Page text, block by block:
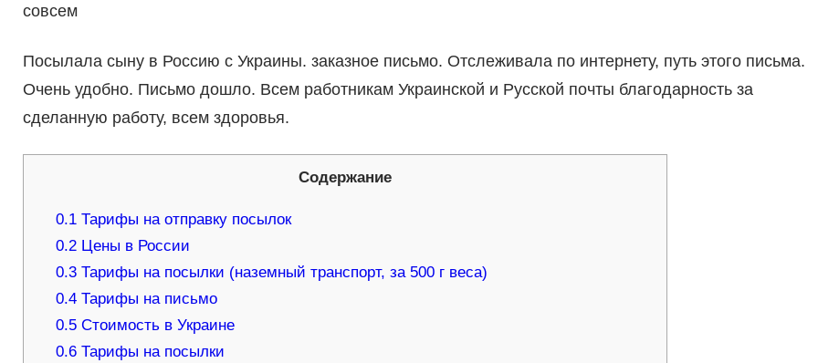
совсем
Посылала сыну в Россию с Украины. заказное письмо. Отслеживала по интернету, путь этого письма.
Очень удобно. Письмо дошло. Всем работникам Украинской и Русской почты благодарность за
сделанную работу, всем здоровья.
Содержание
0.1 Тарифы на отправку посылок
0.2 Цены в России
0.3 Тарифы на посылки (наземный транспорт, за 500 г веса)
0.4 Тарифы на письмо
0.5 Стоимость в Украине
0.6 Тарифы на посылки